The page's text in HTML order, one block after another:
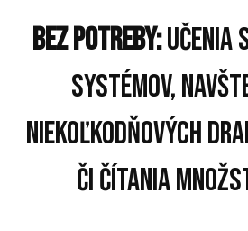
bez potreby:učenia
systémov,
niekoľkodňových
či čítania